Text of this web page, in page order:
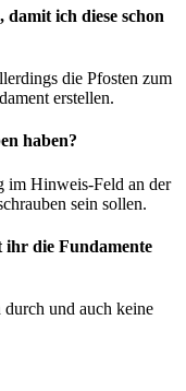
ich diese schon
die Pfosten zum
erstellen.
haben?
im Hinweis-Feld an der
sein sollen.
die Fundamente
und auch keine